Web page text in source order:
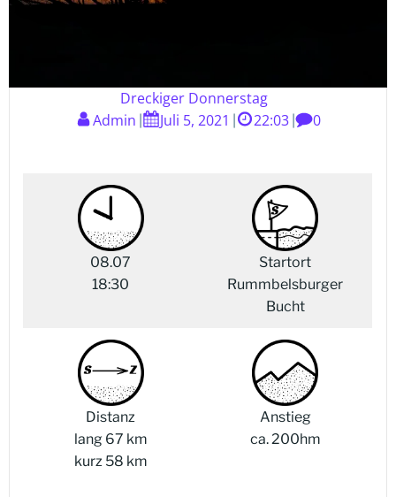
Dreckiger Donnerstag
Admin
Juli 5, 2021 22:03 0
08.07
18:30
Startort
Rummbelsburger
Bucht
Distanz
lang 67 km
kurz 58 km
Anstieg
ca. 200hm